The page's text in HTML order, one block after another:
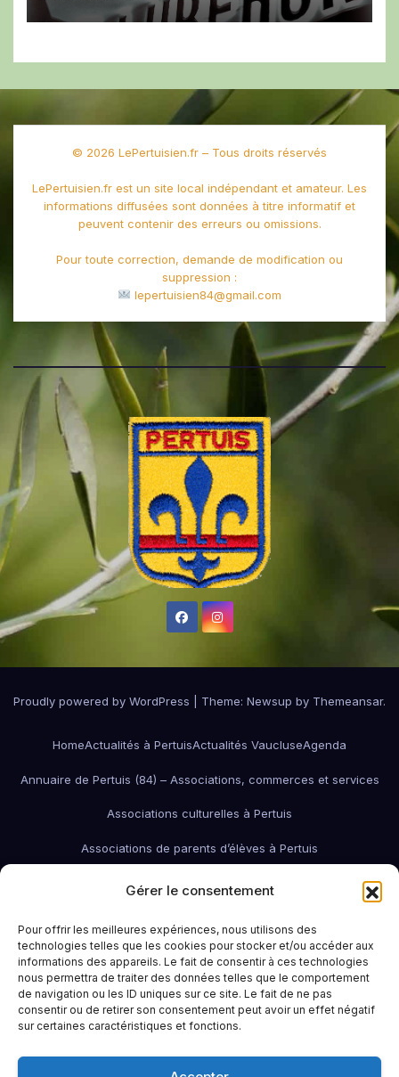
Gérer le consentement
Pour offrir les meilleures expériences, nous utilisons des
technologies telles que les cookies pour stocker et/ou accéder aux
informations des appareils. Le fait de consentir à ces technologies
nous permettra de traiter des données telles que le comportement
de navigation ou les ID uniques sur ce site. Le fait de ne pas
consentir ou de retirer son consentement peut avoir un effet négatif
sur certaines caractéristiques et fonctions.
© 2026 LePertuisien.fr – Tous droits réservés
LePertuisien.fr est un site local indépendant et amateur. Les
informations diffusées sont données à titre informatif et
peuvent contenir des erreurs ou omissions.
Pour toute correction, demande de modification ou
suppression :
lepertuisien84@gmail.com
Proudly powered by WordPress Theme: Newsup by Themeansar.
HomeActualités à PertuisActualités VaucluseAgenda
Annuaire de Pertuis (84) – Associations, commerces et services
Associations culturelles à Pertuis
Associations de parents d’élèves à Pertuis
Associations de quartier à Pertuis
associations économiques Pertuis
Associations humanitaires et socialesAssociations patriotiques
Associations petite enfanceAssociations sportives de Pertuis
Bars à Pertuis: où sortir et boire un verreContactEmploi